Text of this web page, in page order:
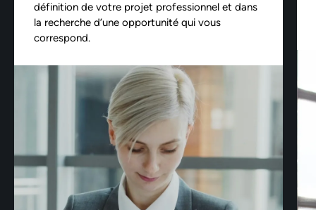
définition de votre projet professionnel et dans
la recherche d’une opportunité qui vous
correspond.